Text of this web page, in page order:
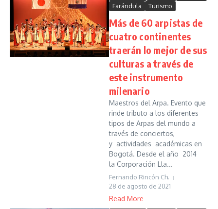
Farándula
Turismo
Más de 60 arpistas de
cuatro continentes
traerán lo mejor de sus
culturas a través de
este instrumento
milenario
Maestros del Arpa. Evento que
rinde tributo a los diferentes
tipos de Arpas del mundo a
través de conciertos,
y actividades académicas en
Bogotá. Desde el año 2014
la Corporación Lla...
Fernando Rincón Ch.
28 de agosto de 2021
Read More